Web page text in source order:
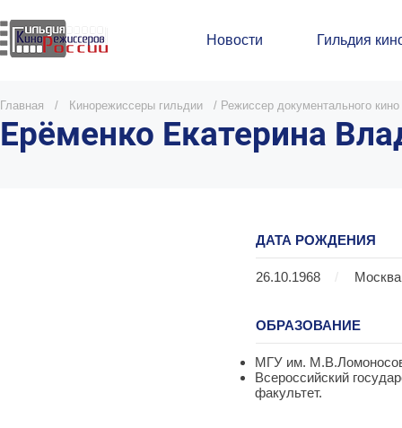
Новости Гильдия
Главная / Кинорежиссеры гильдии / Режиссер документального кино
Ерёменко Екатерина
ДАТА РОЖДЕНИЯ
26.10.1968 / Москва
ОБРАЗОВАНИЕ
МГУ им.
Всероссийский
факультет.